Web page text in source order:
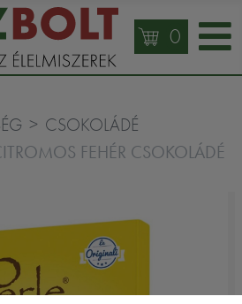
0
CSOKOLÁDÉ
FEHÉR CSOKOLÁDÉ